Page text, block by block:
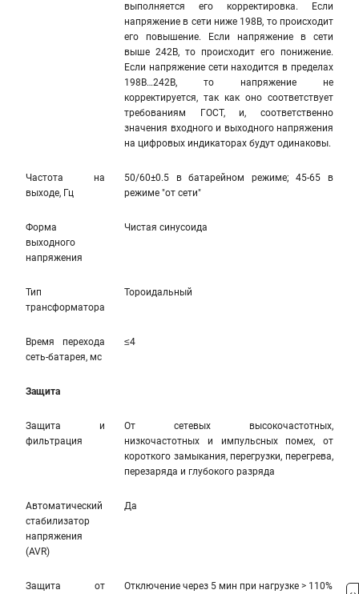
выполняется его корректировка. Если
напряжение в сети ниже 198В, то происходит
его повышение. Если напряжение в сети
выше 242В, то происходит его понижение.
Если напряжение сети находится в пределах
198В…242В, то напряжение не
корректируется, так как оно соответствует
требованиям ГОСТ, и, соответственно
значения входного и выходного напряжения
на цифровых индикаторах будут одинаковы.
Частота на
выходе, Гц
50/60±0.5 в батарейном режиме; 45-65 в
режиме "от сети"
Форма
выходного
напряжения
Чистая синусоида
Тип
трансформатора
Тороидальный
Время перехода
сеть-батарея, мс
≤4
Защита
Защита и
фильтрация
От сетевых высокочастотных,
низкочастотных и импульсных помех, от
короткого замыкания, перегрузки, перегрева,
перезаряда и глубокого разряда
Автоматический
стабилизатор
напряжения
(AVR)
Да
Защита от Отключение через 5 мин при нагрузке > 110%